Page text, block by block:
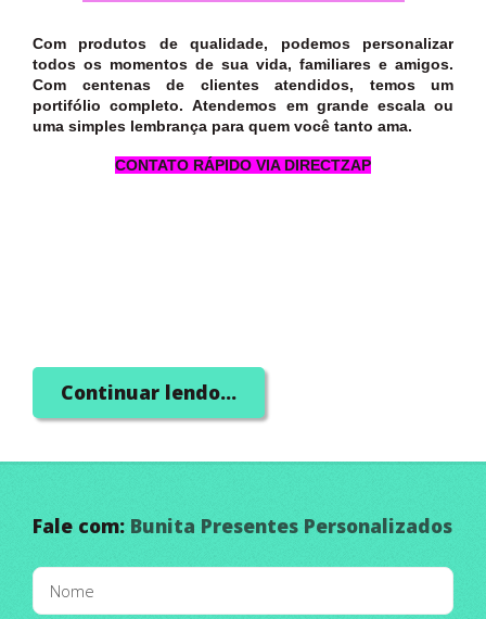
Com produtos de qualidade, podemos personalizar
todos os momentos de sua vida, familiares e amigos.
Com centenas de clientes atendidos, temos um
portifólio completo. Atendemos em grande escala ou
uma simples lembrança para quem você tanto ama.
CONTATO RÁPIDO VIA DIRECTZAP
Continuar lendo...
Fale com: Bunita Presentes Personalizados